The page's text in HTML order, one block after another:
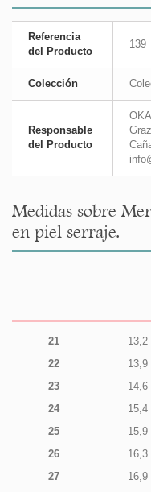
Referencia
del Producto
139
Colección
Responsable
del Producto
Medidas sobre
en piel serraje.
21
13,2
22
13,9
23
14,6
24
15,4
25
15,9
26
16,3
27
16,9